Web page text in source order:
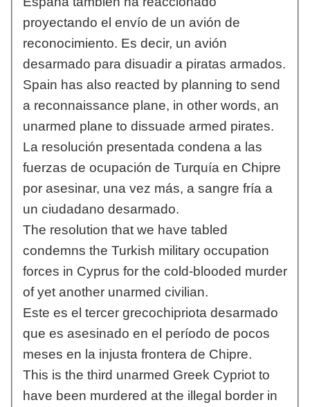
proyectando el envío de un avión de
reconocimiento. Es decir, un avión
desarmado para disuadir a piratas armados.
Spain has also reacted by planning to send
a reconnaissance plane, in other words, an
unarmed plane to dissuade armed pirates.
La resolución presentada condena a las
fuerzas de ocupación de Turquía en Chipre
por asesinar, una vez más, a sangre fría a
un ciudadano desarmado.
The resolution that we have tabled
condemns the Turkish military occupation
forces in Cyprus for the cold-blooded murder
of yet another unarmed civilian.
Este es el tercer grecochipriota desarmado
que es asesinado en el período de pocos
meses en la injusta frontera de Chipre.
This is the third unarmed Greek Cypriot to
have been murdered at the illegal border in